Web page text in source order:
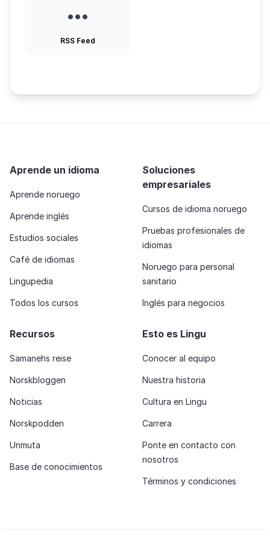
RSS Feed
Aprende un idioma
Aprende noruego
Aprende inglés
Estudios sociales
Café de idiomas
Lingupedia
Todos los cursos
Soluciones
empresariales
Cursos de idioma noruego
Pruebas profesionales de
idiomas
Noruego para personal
sanitario
Inglés para negocios
Recursos
Samanehs reise
Norskbloggen
Noticias
Norskpodden
Unmuta
Base de conocimientos
Esto es Lingu
Conocer al equipo
Nuestra historia
Cultura en Lingu
Carrera
Ponte en contacto con
nosotros
Términos y condiciones